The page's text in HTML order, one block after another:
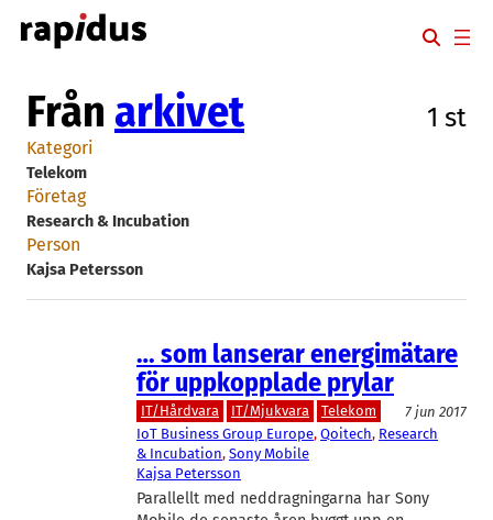
Hoppa
till
Från arkivet 1 st
Kategori
Telekom
Företag
Research & Incubation
Person
Kajsa Petersson
… som lanserar energimätare
för uppkopplade prylar
IT/Hårdvara IT/Mjukvara Telekom
7 jun 2017
IoT Business Group Europe, Qoitech, Research
& Incubation, Sony Mobile
Kajsa Petersson
Parallellt med neddragningarna har Sony